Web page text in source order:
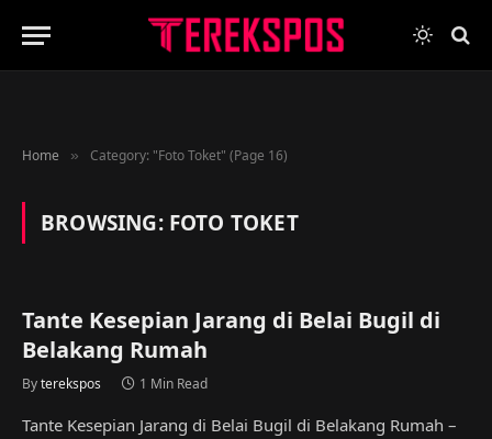
Home » Category: "Foto Toket" (Page 16)
BROWSING: FOTO TOKET
Tante Kesepian Jarang di Belai Bugil di
Belakang Rumah
Byterekspos 1 Min Read
Tante Kesepian Jarang di Belai Bugil di Belakang Rumah –